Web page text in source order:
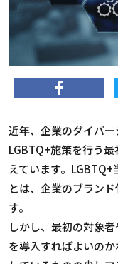
近年、企業のダイバー
LGBTQ+施策を行う
えています。
とは、企業のブラン
す。
しかし、最初の対象
を導入すればよいの